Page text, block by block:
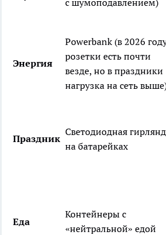
Энергия
Powerbank (в 2026
розетки есть почти
везде, но в праздники
нагрузка на сеть
Праздник
Светодиодная
на батарейках
Еда
Контейнеры с
«нейтральной» едой